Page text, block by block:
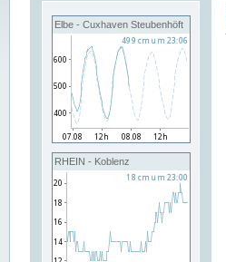
Elbe - Cuxhaven Steubenhöft
RHEIN - Koblenz